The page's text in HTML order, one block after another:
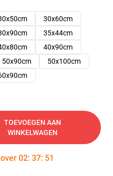
30x60cm
35x44cm
40x90cm
50x90cm
50x100cm
TOEVOEGEN AAN
WINKELWAGEN
02: 37: 51